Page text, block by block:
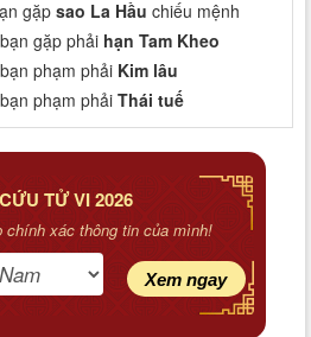
gặp sao La Hầu chiếu mệnh
gặp phải hạn Tam Kheo
phạm phải Kim lâu
phạm phải Thái tuế
TỬ VI 2026
chính xác thông tin của mình!
Xem ngay